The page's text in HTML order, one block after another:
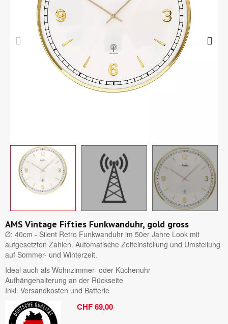
AMS Vintage Fifties Funkwanduhr, gold gross
Ø: 40cm - Silent Retro Funkwanduhr im 50er Jahre Look mit
aufgesetzten Zahlen. Automatische Zeiteinstellung und Umstellung
auf Sommer- und Winterzeit.
Ideal auch als Wohnzimmer- oder Küchenuhr
Aufhängehalterung an der Rückseite
Inkl. Versandkosten und Batterie
CHF 69,00